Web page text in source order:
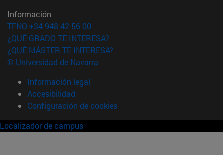
Información
TFNO +34 948 42 56 00
¿QUÉ GRADO TE INTERESA?
¿QUÉ MÁSTER TE INTERESA?
© Universidad de Navarra
Información legal
Accesibilidad
Configuración de cookies
Localizador de campus